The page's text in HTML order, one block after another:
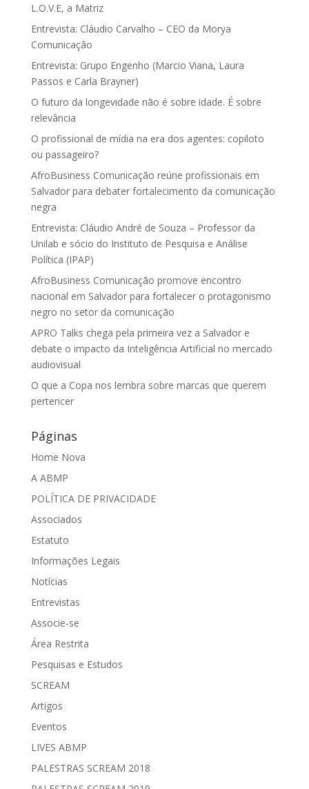
L.O.V.E, a Matriz
Entrevista: Cláudio Carvalho – CEO da Morya
Comunicação
Entrevista: Grupo Engenho (Marcio Viana, Laura
Passos e Carla Brayner)
O futuro da longevidade não é sobre idade. É sobre
relevância
O profissional de mídia na era dos agentes: copiloto
ou passageiro?
AfroBusiness Comunicação reúne profissionais em
Salvador para debater fortalecimento da comunicação
negra
Entrevista: Cláudio André de Souza – Professor da
Unilab e sócio do Instituto de Pesquisa e Análise
Política (IPAP)
AfroBusiness Comunicação promove encontro
nacional em Salvador para fortalecer o protagonismo
negro no setor da comunicação
APRO Talks chega pela primeira vez a Salvador e
debate o impacto da Inteligência Artificial no mercado
audiovisual
O que a Copa nos lembra sobre marcas que querem
pertencer
Páginas
Home Nova
A ABMP
POLÍTICA DE PRIVACIDADE
Associados
Estatuto
Informações Legais
Notícias
Entrevistas
Associe-se
Área Restrita
Pesquisas e Estudos
SCREAM
Artigos
Eventos
LIVES ABMP
PALESTRAS SCREAM 2018